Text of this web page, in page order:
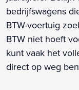
bedrijfswagens
BTW-voertuig
BTW niet hoeft
kunt vaak het
direct op weg